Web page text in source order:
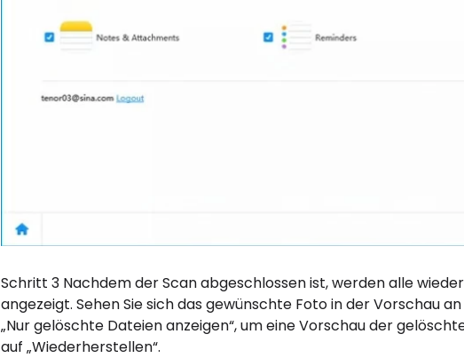
Schritt 3 Nachdem der Scan abgeschlossen ist, werden alle
angezeigt. Sehen Sie sich das gewünschte Foto in der Vorschau
„Nur gelöschte Dateien anzeigen“, um eine Vorschau der
auf „Wiederherstellen“.